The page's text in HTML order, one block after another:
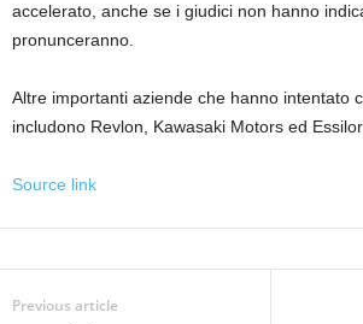
accelerato, anche se i giudici non hanno
pronunceranno.
Altre importanti aziende che hanno intentato
includono Revlon, Kawasaki Motors ed
Source link
Previous article